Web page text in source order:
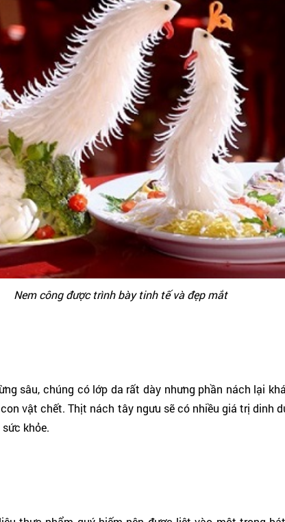
Nem công được trình bày tinh tế và đẹp mắt
sâu, chúng có lớp da rất dày nhưng phần nách lại
vật chết. Thịt nách tây ngưu sẽ có nhiều giá trị dinh
khỏe.